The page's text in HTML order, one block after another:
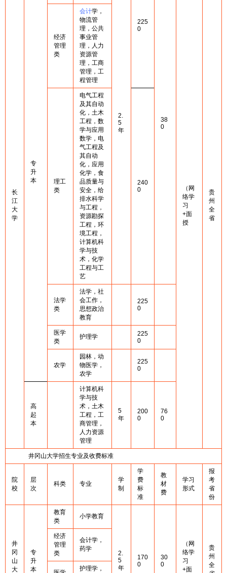
长
江
大
学
专
升
本
2.
5
年
225
0
38
0
（网
络学
习
+面
授
贵
州
全
省
经济
管理
类
会计学，
物流管
理，公共
事业管
理，人力
资源管
理，工商
管理，工
程管理
理工
类
电气工程
及其自动
化，土木
工程，数
学与应用
数学，电
气工程及
其自动
化，应用
化学，食
品质量与
安全，给
排水科学
与工程，
资源勘探
工程，环
境工程，
计算机科
学与技
术，化学
工程与工
艺
240
0
法学
类
法学，社
会工作，
思想政治
教育
225
0
医学
类
护理学
225
0
农学
园林，动
物医学，
农学
225
0
高
起
本
计算机科
学与技
术，土木
工程，工
商管理，
人力资源
管理
5
年
200
0
76
0
井冈山大学招生专业及收费标准
院
校
层
次
科类 专业
学
制
学
费
标
准
教
材
费
学习
形式
报
考
省
份
井
冈
山
大
专
升
本
教育
类
小学教育
2.
5
年
170
0
30
0
（网
络学
习
+面
贵
州
全
经济
管理
类
会计学，
药学
护理学，